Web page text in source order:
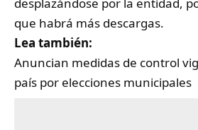
desplazándose por la entidad,
que habrá más descargas.
Lea también:
Anuncian medidas de control
país por elecciones municipales